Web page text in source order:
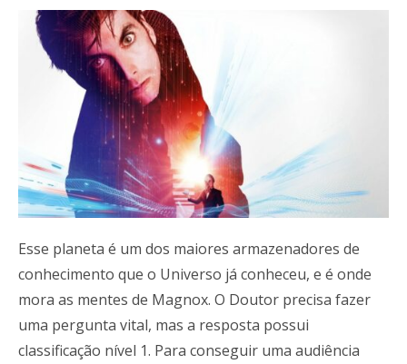
Esse planeta é um dos maiores armazenadores de
conhecimento que o Universo já conheceu, e é onde
mora as mentes de Magnox. O Doutor precisa fazer
uma pergunta vital, mas a resposta possui
classificação nível 1. Para conseguir uma audiência